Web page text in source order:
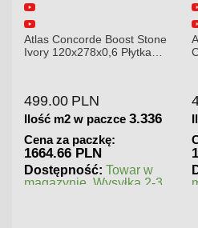
Atlas Concorde Boost Stone
Cream 120x278x0,6 Płytka
439.00 PLN
Ilość m2 w paczce 3.336
Cena za paczkę:
1464.5 PLN
Dostępność: Towar w
magazynie. Wysyłka 2-3